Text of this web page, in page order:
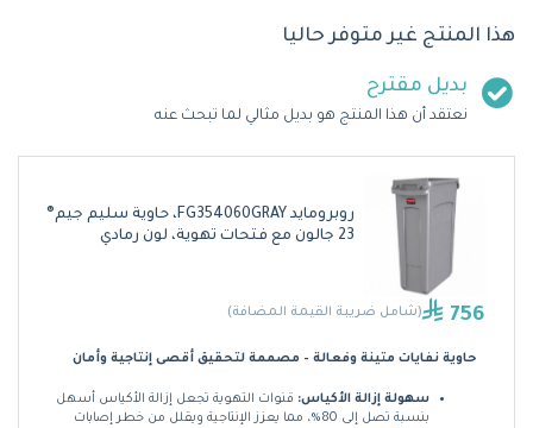
هذا المنتج غير متوفر حاليا
بديل مقترح
نعتقد أن هذا المنتج هو بديل مثالي لما تبحث عنه
روبرومايد FG354060GRAY، حاوية سليم جيم®
23 جالون مع فتحات تهوية، لون رمادي
756 (شامل ضريبة القيمة المضافة)
حاوية نفايات متينة وفعالة – مصممة لتحقيق أقصى إنتاجية وأمان
سهولة إزالة الأكياس: قنوات التهوية تجعل إزالة الأكياس أسهل
بنسبة تصل إلى 80%، مما يعزز الإنتاجية ويقلل من خطر إصابات